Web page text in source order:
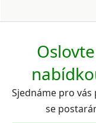
Sjednáme pro
se